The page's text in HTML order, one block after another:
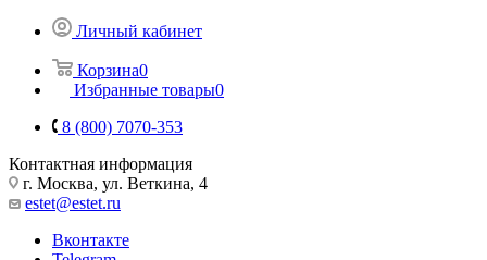
Личный кабинет
Корзина0
Избранные товары0
8 (800) 7070-353
Контактная информация
г. Москва, ул. Веткина, 4
estet@estet.ru
Вконтакте